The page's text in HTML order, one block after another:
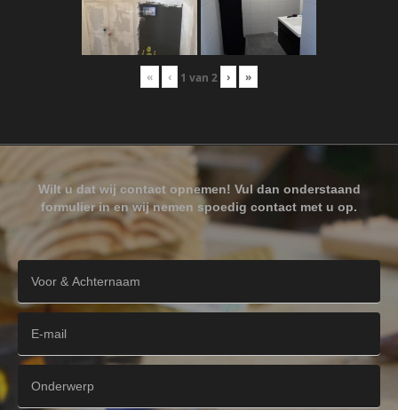
« ‹ 1 van 2 › »
Wilt u dat wij contact opnemen! Vul dan onderstaand
formulier in en wij nemen spoedig contact met u op.